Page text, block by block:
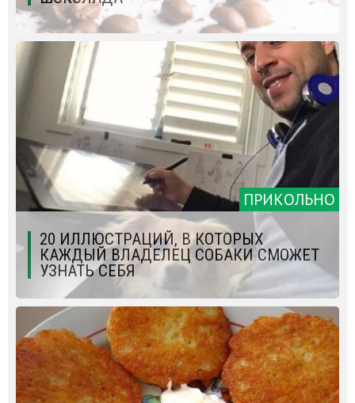
ПРИКОЛЬНО
20 ИЛЛЮСТРАЦИЙ, В КОТОРЫХ
КАЖДЫЙ ВЛАДЕЛЕЦ СОБАКИ СМОЖЕТ
УЗНАТЬ СЕБЯ